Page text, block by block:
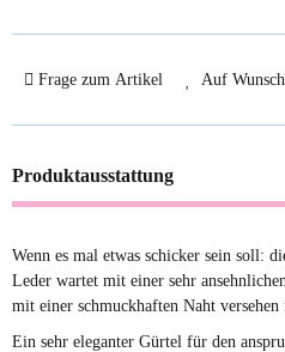
Frage zum Artikel Auf
Produktausstattung
Wenn es mal etwas schicker sein soll:
Leder wartet mit einer sehr
mit einer schmuckhaften Naht versehen
Ein sehr eleganter Gürtel für den